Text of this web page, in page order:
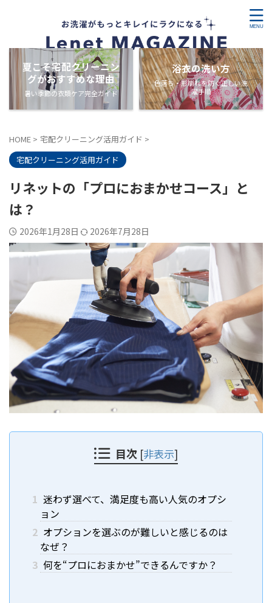
夏こそ宅配クリーニン
グがおすすめな理由
暑い季節の衣類ケア完全ガイド
浴衣の洗い方
色落ち・形崩れを防ぐ正しい洗
濯手順
HOME > 宅配クリーニング活用ガイド >
宅配クリーニング活用ガイド
リネットの「プロにおまかせコース」と
は？
2026年1月28日 2026年7月28日
目次 [非表示]
1 迷わず選べて、満足度も高い人気のオプシ
ョン
2 オプションを選ぶのが難しいと感じるのは
なぜ？
3 何を“プロにおまかせ”できるんですか？